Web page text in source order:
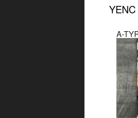
A-